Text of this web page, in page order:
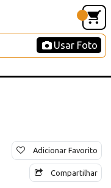
Usar Foto
Adicionar Favorito
Compartilhar